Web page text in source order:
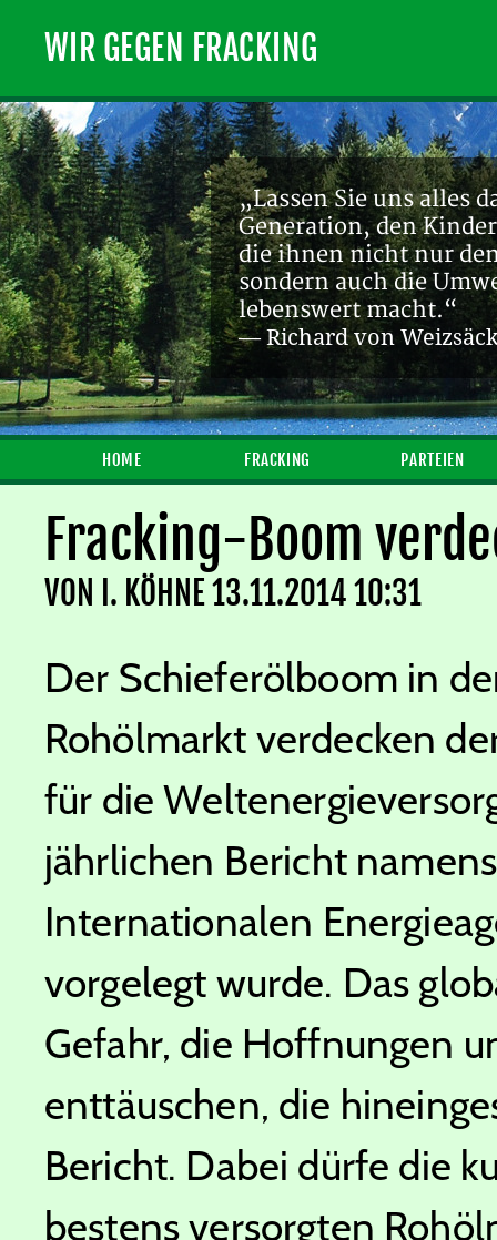
WIR GEGEN FRACKING
„Lassen Sie uns alles
Generation, den
die ihnen nicht nur
sondern auch die
lebenswert macht.“
— Richard von
HOME FRACKING PARTEIEN
Fracking-Boom
VON I. KÖHNE13.11.2014 10:31
Der Schieferölboom in
Rohölmarkt verdecken
für die
jährlichen Bericht
Internationalen
vorgelegt wurde. Das
Gefahr, die Hoffnungen
enttäuschen, die
Bericht. Dabei dürfe die
bestens versorgten